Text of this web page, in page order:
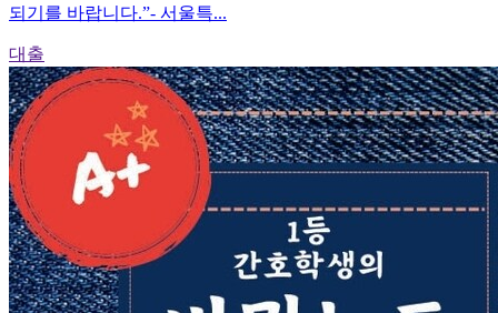
되기를 바랍니다.”- 서울특...
대출